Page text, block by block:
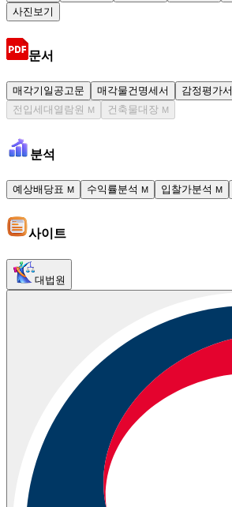
사진보기
문서
매각기일공고문 매각물건명세서 감정평가서
전입세대열람원
M 건축물대장 M
분석
예상배당표 M 수익률분석 M 입찰가분석 M
사이트
대법원